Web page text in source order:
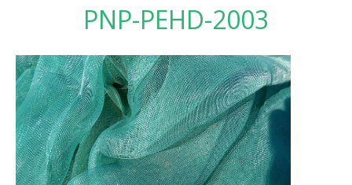
PNP-PEHD-2003